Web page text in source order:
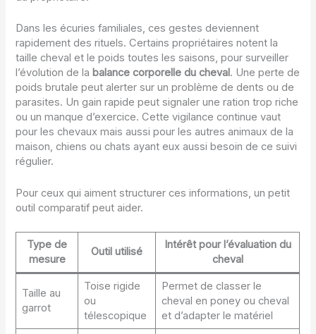
Dans les écuries familiales, ces gestes deviennent
rapidement des rituels. Certains propriétaires notent la
taille cheval et le poids toutes les saisons, pour surveiller
l’évolution de la balance corporelle du cheval . Une perte de
poids brutale peut alerter sur un problème de dents ou de
parasites. Un gain rapide peut signaler une ration trop riche
ou un manque d’exercice. Cette vigilance continue vaut
pour les chevaux mais aussi pour les autres animaux de la
maison, chiens ou chats ayant eux aussi besoin de ce suivi
régulier.
Pour ceux qui aiment structurer ces informations, un petit
outil comparatif peut aider.
Type de
mesure
Outil utilisé
Intérêt pour l’évaluation du
cheval
Taille au
garrot
Toise rigide
ou
télescopique
Permet de classer le
cheval en poney ou cheval
et d’adapter le matériel